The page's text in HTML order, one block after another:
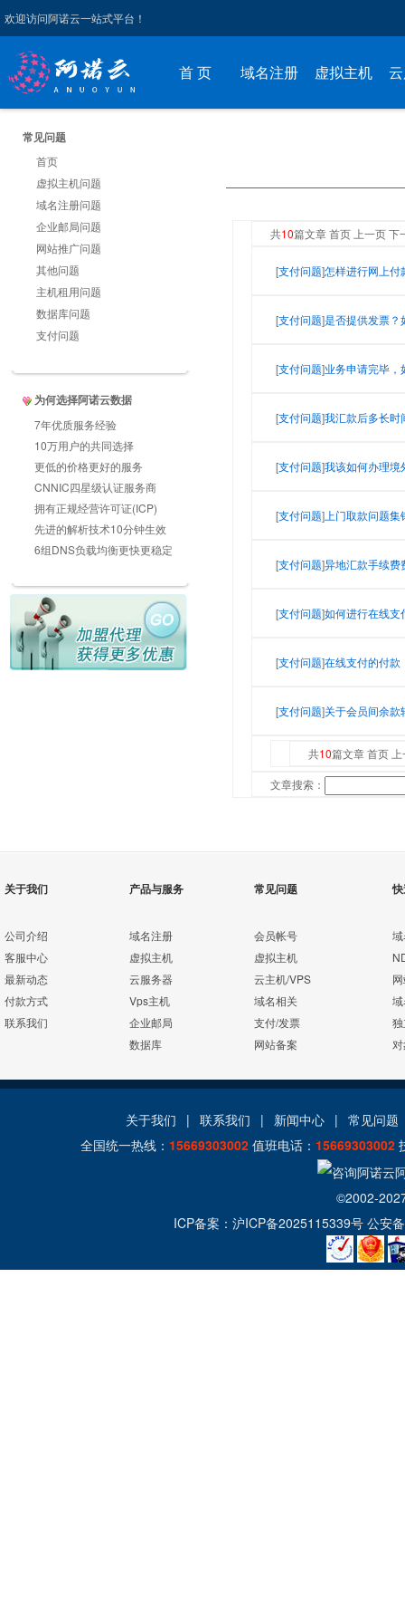
欢迎访问阿诺云一站式平台！
首 页 域名注册 虚拟主机
常见问题
首页
虚拟主机问题
域名注册问题
企业邮局问题
网站推广问题
其他问题
主机租用问题
数据库问题
支付问题
为何选择阿诺云数据
7年优质服务经验
10万用户的共同选择
更低的价格更好的服务
CNNIC四星级认证服务商
拥有正规经营许可证(ICP)
先进的解析技术10分钟生效
6组DNS负载均衡更快更稳定
共10篇文章 首页 上一页 下
[支付问题]怎样进行网上付
[支付问题]是否提供发票？
[支付问题]业务申请完毕，
[支付问题]我汇款后多长时
[支付问题]我该如何办理境
[支付问题] 上门取款问题集
[支付问题]异地汇款手续费
[支付问题]如何进行在线支
[支付问题]在线支付的付款
[支付问题]关于会员间余款
共10篇文章 首页
文章搜索：
关于我们
公司介绍
客服中心
最新动态
付款方式
联系我们
产品与服务
域名注册
虚拟主机
云服务器
Vps主机
企业邮局
数据库
常见问题
会员帐号
虚拟主机
云主机/VPS
域名相关
支付/发票
网站备案
关于我们 | 联系我们 | 新闻中心 | 常见问题
全国统一热线： 15669303002 值班电话： 15669303002
©2002-
ICP备案： 沪ICP备2025115339号 公安